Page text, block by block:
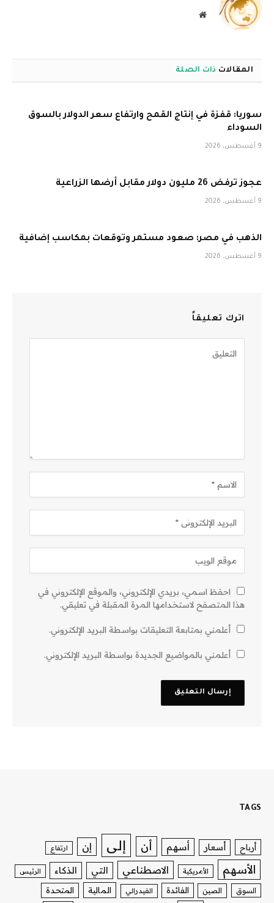
موقع
المقالات ذات الصلة
سوريا: قفزة في إنتاج القمح وارتفاع سعر الدولار بالسوق
السوداء
9 أغسطس، 2026
عجوز ترفض 26 مليون دولار مقابل أرضها الزراعية
9 أغسطس، 2026
الذهب في مصر: صعود مستمر وتوقعات بمكاسب إضافية
9 أغسطس، 2026
اترك تعليقاً
احفظ اسمي، بريدي الإلكتروني، والموقع الإلكتروني في
هذا المتصفح لاستخدامها المرة المقبلة في تعليقي.
أعلمني بمتابعة التعليقات بواسطة البريد الإلكتروني.
أعلمني بالمواضيع الجديدة بواسطة البريد الإلكتروني.
TAGS
أرباح أسعار أسهم أن إلى إن ارتفاع
الأسهم الأمريكية الاصطناعي التي الذكاء الرئيس
السوق الصين الفائدة الفيدرالي المالية المتحدة